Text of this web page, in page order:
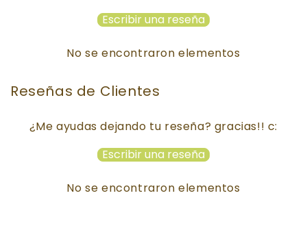
Escribir una reseña
No se encontraron elementos
Reseñas de Clientes
¿Me ayudas dejando tu reseña? gracias!! c:
Escribir una reseña
No se encontraron elementos